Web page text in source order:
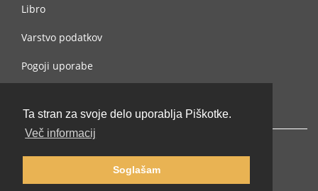
Ta stran za svoje delo uporablja Piškotke.
Več informacij
Soglašam
Libro
Varstvo podatkov
Pogoji uporabe
© 2002-2026 lernu.net |Impressum